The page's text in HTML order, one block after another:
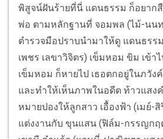
พิสูจน์ฝันร้ายที่นี่ แดนธรรม ก็อยาก
พ่อ ตามหลักฐานที่ จอมพล (ไม้-นน
ตำรวจมือปราบนำมาให้ดู แดนธรร
เพชร เลขาวิจิตร) เข็มหอม ขิม เข้า
เข็มหอม ก็หายไป เธอตกอยู่ในภวัง
และทำให้เห็นภาพในอดีต ท้าวแสง
หมายปองให้ลูกสาว เอื้องฟ้า (เมย์-
แต่งงานกับ ขุนแสน (ฟิล์ม-กรรญกฤ